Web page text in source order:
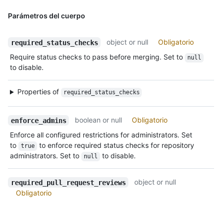
Parámetros del cuerpo
required_status_checks object or null
Obligatorio
Require status checks to pass before merging. Set to
null
to disable.
Properties of required_status_checks
enforce_admins boolean or null
Obligatorio
Enforce all configured restrictions for administrators. Set
to
true
to enforce required status checks for repository
administrators. Set to
null to disable.
required_pull_request_reviews
object or null
Obligatorio